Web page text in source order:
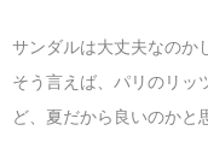
サンダルは大丈夫なのか
そう言えば、パリのリッ
ど、夏だから良いのかと